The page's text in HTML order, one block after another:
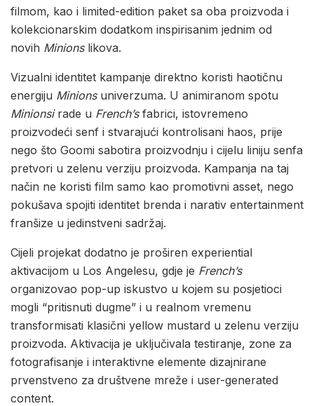
filmom, kao i limited-edition paket sa oba proizvoda i
kolekcionarskim dodatkom inspirisanim jednim od
novih Minions likova.
Vizualni identitet kampanje direktno koristi haotičnu
energiju Minions univerzuma. U animiranom spotu
Minionsi rade u French’s fabrici, istovremeno
proizvodeći senf i stvarajući kontrolisani haos, prije
nego što Goomi sabotira proizvodnju i cijelu liniju senfa
pretvori u zelenu verziju proizvoda. Kampanja na taj
način ne koristi film samo kao promotivni asset, nego
pokušava spojiti identitet brenda i narativ entertainment
franšize u jedinstveni sadržaj.
Cijeli projekat dodatno je proširen experiential
aktivacijom u Los Angelesu, gdje je French’s
organizovao pop-up iskustvo u kojem su posjetioci
mogli “pritisnuti dugme” i u realnom vremenu
transformisati klasični yellow mustard u zelenu verziju
proizvoda. Aktivacija je uključivala testiranje, zone za
fotografisanje i interaktivne elemente dizajnirane
prvenstveno za društvene mreže i user-generated
content.